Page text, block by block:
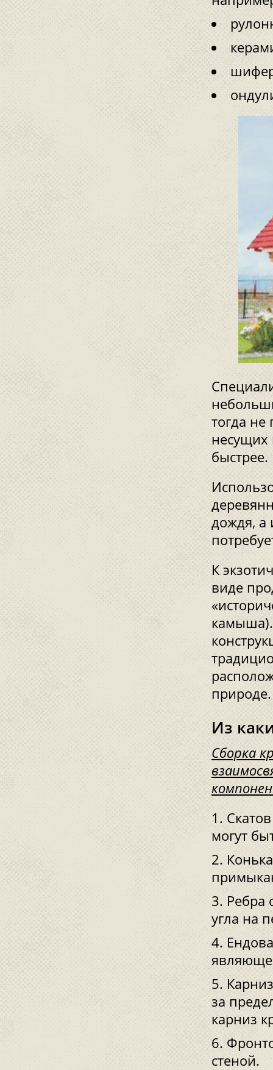
тогда не
несущих
быстрее.
дождя, а
К
виде
природе.
Из
Сборка
могут
Ребра
угла на
за
карниз
стеной.